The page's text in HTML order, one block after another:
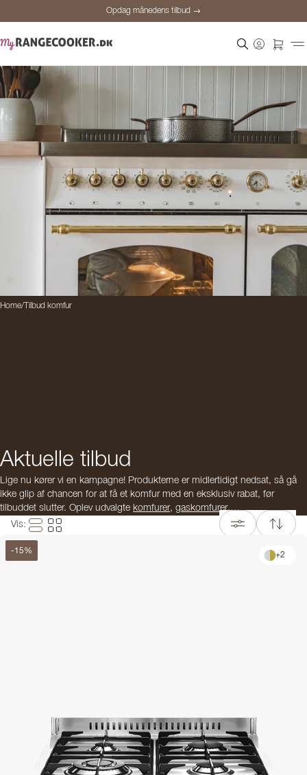
Opdag månedens tilbud →
Opdag månedens tilbud →
Home/ Tilbud komfur
Aktuelle tilbud
Lige nu kører vi en kampagne! Produkterne er midlertidigt nedsat, så gå
ikke glip af chancen for at få et komfur med en eksklusiv rabat, før
tilbuddet slutter. Oplev udvalgte komfurer, gaskomfurer,
induktionskomfurer
og andre køkkenprodukter i premiumkvalitet – perfekt
til dig, der vil skabe et stilrent og karakterfuldt køkken. Tilbuddet gælder
kun i en begrænset periode – så skynd dig!
Vis:
-15% +2